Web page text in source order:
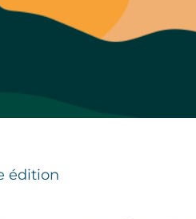
édition